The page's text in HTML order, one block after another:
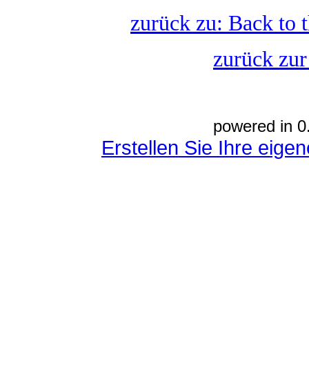
zurück zu: Back to
zurück
powered in
Erstellen Sie Ihre